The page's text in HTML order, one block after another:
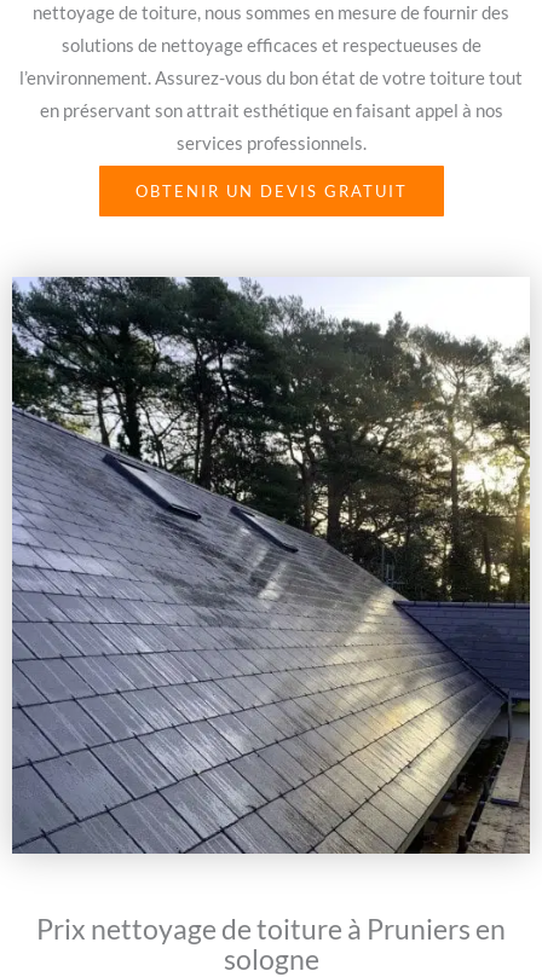
nettoyage de toiture, nous sommes en mesure de fournir des
solutions de nettoyage efficaces et respectueuses de
l’environnement. Assurez-vous du bon état de votre toiture tout
en préservant son attrait esthétique en faisant appel à nos
services professionnels.
OBTENIR UN DEVIS GRATUIT
Prix nettoyage de toiture à Pruniers en
sologne